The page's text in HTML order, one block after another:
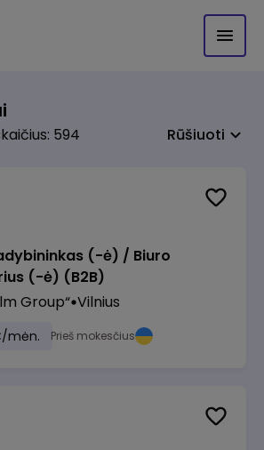
594 Rūšiuoti
(-ė) / Biuro
(-ė) (B2B)
Group“ Vilnius
mėn. Prieš mokesčius